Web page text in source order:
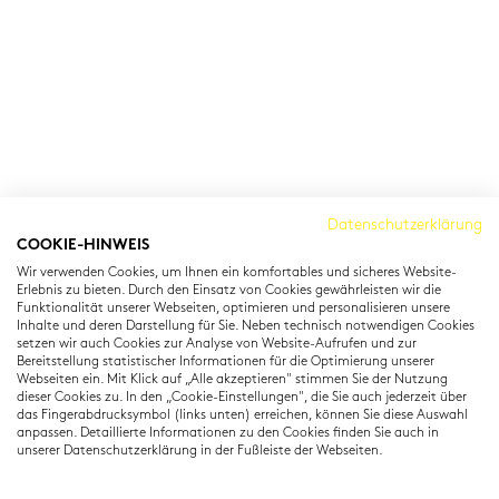
80333 München
T: +49 (0) 89 22 11 15
info@cambridgeinstitut.de
www.cambridgeinstitut.de
Datenschutzerklärung
COOKIE-HINWEIS
Wir verwenden Cookies, um Ihnen ein komfortables und sicheres Website-
Erlebnis zu bieten. Durch den Einsatz von Cookies gewährleisten wir die
Funktionalität unserer Webseiten, optimieren und personalisieren unsere
Inhalte und deren Darstellung für Sie. Neben technisch notwendigen Cookies
setzen wir auch Cookies zur Analyse von Website-Aufrufen und zur
Bereitstellung statistischer Informationen für die Optimierung unserer
Webseiten ein. Mit Klick auf „Alle akzeptieren" stimmen Sie der Nutzung
dieser Cookies zu. In den „Cookie-Einstellungen", die Sie auch jederzeit über
das Fingerabdrucksymbol (links unten) erreichen, können Sie diese Auswahl
anpassen. Detaillierte Informationen zu den Cookies finden Sie auch in
unserer Datenschutzerklärung in der Fußleiste der Webseiten.